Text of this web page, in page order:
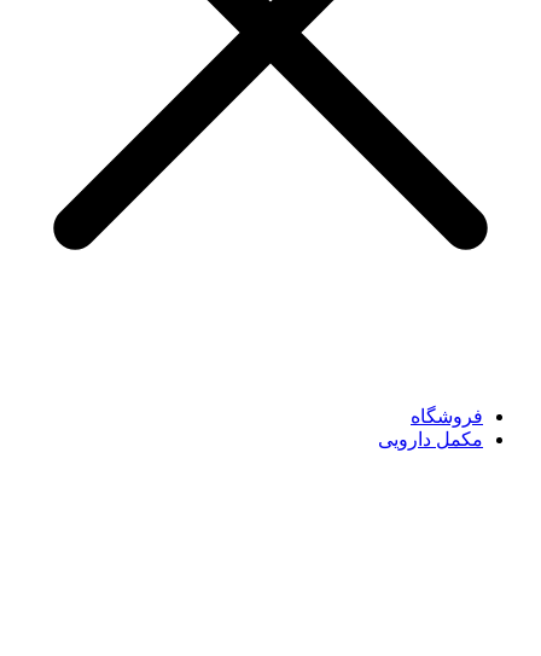
فروشگاه
مکمل دارویی